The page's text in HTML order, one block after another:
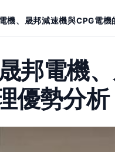
機、晟邦減速機與CPG電
邦電機
優勢分析